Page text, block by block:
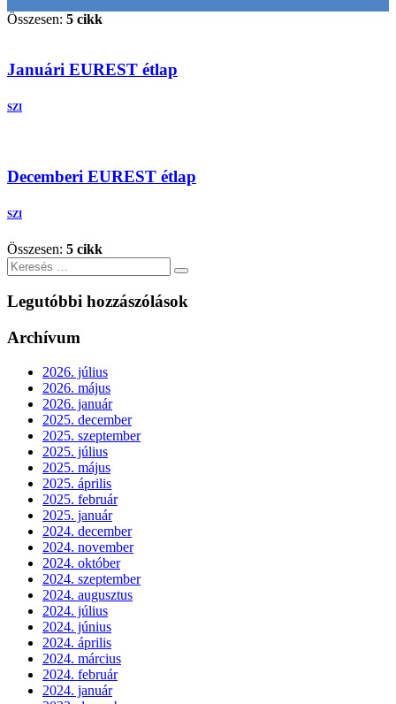
Összesen: 5 cikk
Januári EUREST étlap
SZI
Decemberi EUREST étlap
SZI
Összesen: 5 cikk
Keresés
Legutóbbi hozzászólások
Archívum
2026. július
2026. május
2026. január
2025. december
2025. szeptember
2025. július
2025. május
2025. április
2025. február
2025. január
2024. december
2024. november
2024. október
2024. szeptember
2024. augusztus
2024. július
2024. június
2024. április
2024. március
2024. február
2024. január